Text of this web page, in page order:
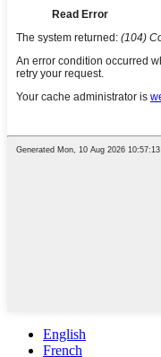
English
French